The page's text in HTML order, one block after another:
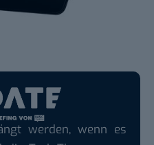
werden, wenn es